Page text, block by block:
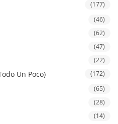
(177)
(46)
(62)
(47)
(22)
Un Poco) (172)
(65)
(28)
(14)